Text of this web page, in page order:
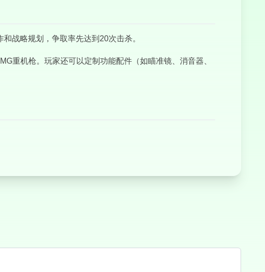
战略规划，争取率先达到20次击杀。
重机枪。玩家还可以定制功能配件（如瞄准镜、消音器、